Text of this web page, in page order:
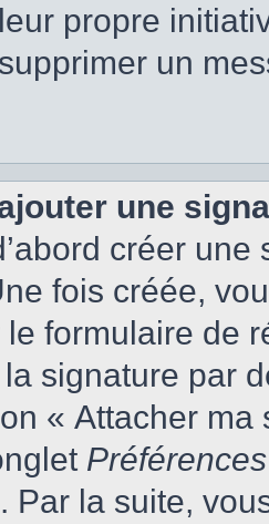
propre
un
une
créer
fois créée,
le formulaire de
signature par
« Attacher
Par la suite,